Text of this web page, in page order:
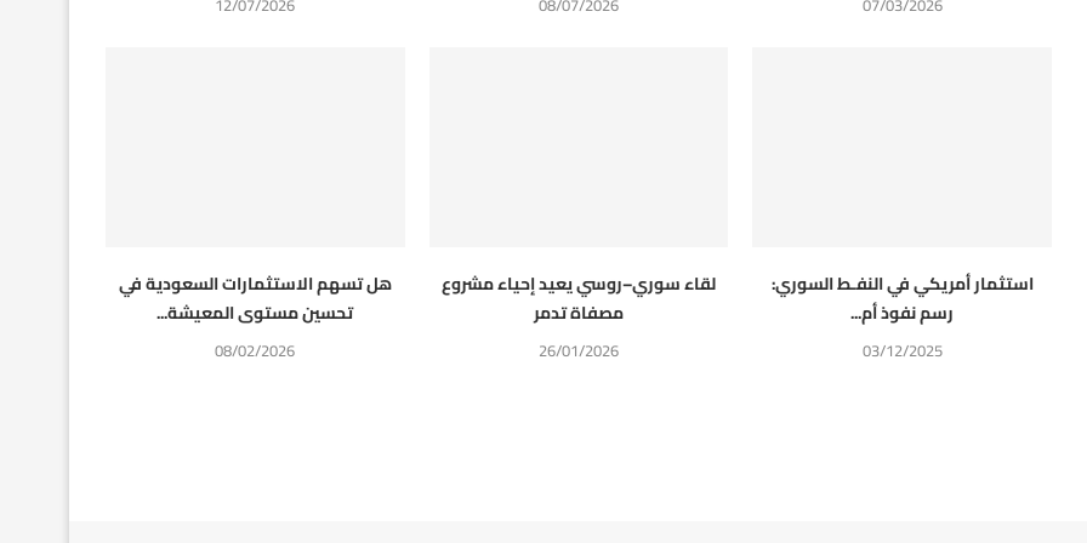
هل تسهم الاستثمارات السعودية في
تحسين مستوى المعيشة...
08/02/2026
لقاء سوري–روسي يعيد إحياء مشروع
مصفاة تدمر
26/01/2026
استثمار أمريكي في النفـط السوري:
رسم نفوذ أم...
03/12/2025